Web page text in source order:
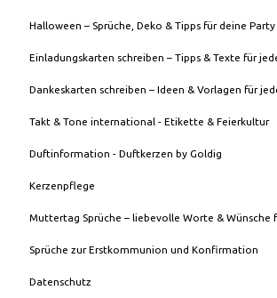
Halloween – Sprüche, Deko & Tipps für deine Party
Einladungskarten schreiben – Tipps & Texte für
Dankeskarten schreiben – Ideen & Vorlagen für
Takt & Tone international - Etikette & Feierkultur
Duftinformation - Duftkerzen by Goldig
Kerzenpflege
Muttertag Sprüche – liebevolle Worte & Wünsche
Sprüche zur Erstkommunion und Konfirmation
Datenschutz